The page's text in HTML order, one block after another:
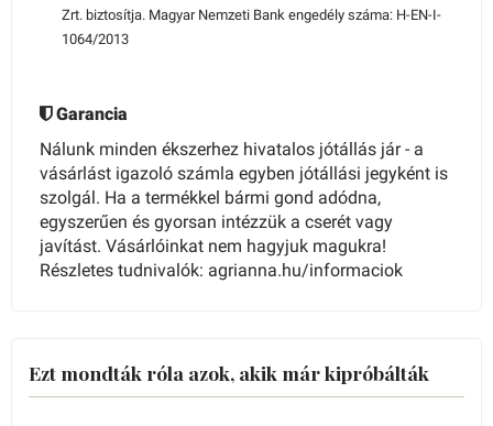
Zrt. biztosítja. Magyar Nemzeti Bank engedély száma: H-EN-I-
1064/2013
Garancia
Nálunk minden ékszerhez hivatalos jótállás jár - a
vásárlást igazoló számla egyben jótállási jegyként is
szolgál. Ha a termékkel bármi gond adódna,
egyszerűen és gyorsan intézzük a cserét vagy
javítást. Vásárlóinkat nem hagyjuk magukra!
Részletes tudnivalók: agrianna.hu/informaciok
Ezt mondták róla azok, akik már kipróbálták